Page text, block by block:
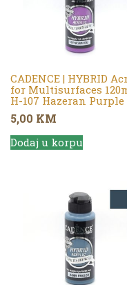
CADENCE | HYBRID
for Multisurfaces
H-107 Hazeran Purple
5,00 KM
Dodaj u korpu